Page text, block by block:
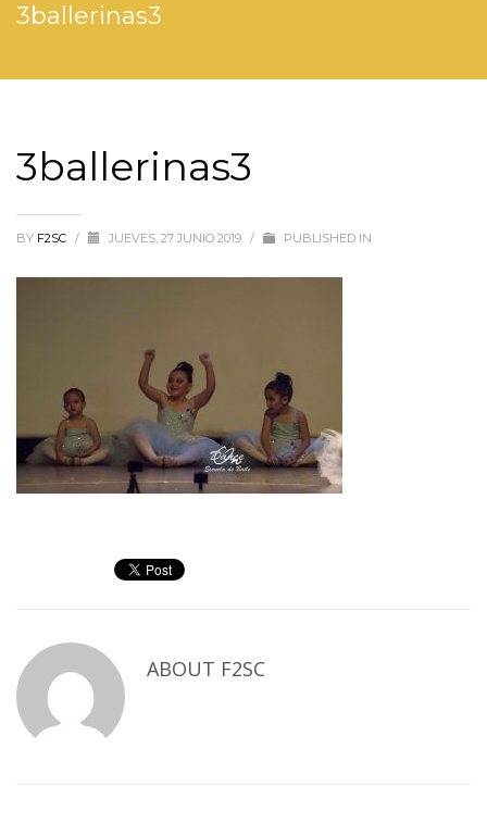
3ballerinas3
3ballerinas3
BY F2SC / JUEVES, 27 JUNIO 2019 / PUBLISHED IN
ABOUT F2SC